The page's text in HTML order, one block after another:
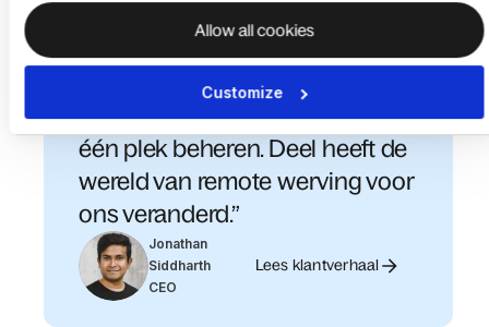
Allow all cookies
Customize
onze honderden contractanten,
naleving van wet- en
regelgeving en betalingen op
één plek beheren. Deel heeft de
wereld van remote werving voor
ons veranderd.”
Jonathan
Siddharth
CEO
Lees klantverhaal